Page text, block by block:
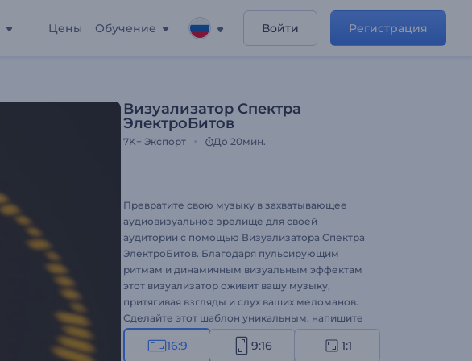
Цены Обучение Войти Регистрация
Визуализатор Спектра
ЭлектроБитов
7K+ Экспорт До 20мин.
Превратите свою музыку в захватывающее
аудиовизуальное зрелище для своей
аудитории с помощью Визуализатора Спектра
ЭлектроБитов. Благодаря пульсирующим
ритмам и динамичным визуальным эффектам
этот визуализатор оживит вашу музыку,
притягивая взгляды и слух ваших меломанов.
Сделайте этот шаблон уникальным: напишите
название песни и имя исполнителя, загрузите
музыкальный трек, выберите один из
16:9 9:16 1:1